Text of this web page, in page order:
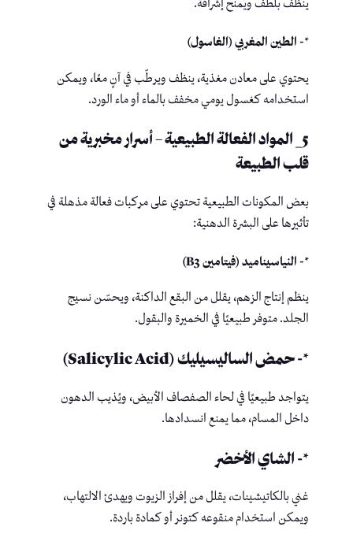
ينظف بلطف ويمنح إشراقة.
*- الطين المغربي (الغاسول)
يحتوي على معادن مغذية، ينظف ويرطّب في آنٍ معًا، ويمكن
استخدامه كغسول يومي مخفف بالماء أو ماء الورد.
5_ المواد الفعالة الطبيعية – أسرار مخبرية من
قلب الطبيعة
بعض المكونات الطبيعية تحتوي على مركبات فعالة مذهلة في
تأثيرها على البشرة الدهنية:
*- النياسيناميد (فيتامين B3)
ينظم إنتاج الزهم، يقلل من البقع الداكنة، ويحسّن نسيج
الجلد. متوفر طبيعيًا في الخميرة والبقول.
*- حمض الساليسيليك (Salicylic Acid)
يتواجد طبيعيًا في لحاء الصفصاف الأبيض، ويُذيب الدهون
داخل المسام، مما يمنع انسدادها.
*- الشاي الأخضر
غني بالكاتيشينات، يقلل من إفراز الزيوت ويهدئ الالتهاب،
ويمكن استخدام منقوعه كتونر أو كمادة باردة.